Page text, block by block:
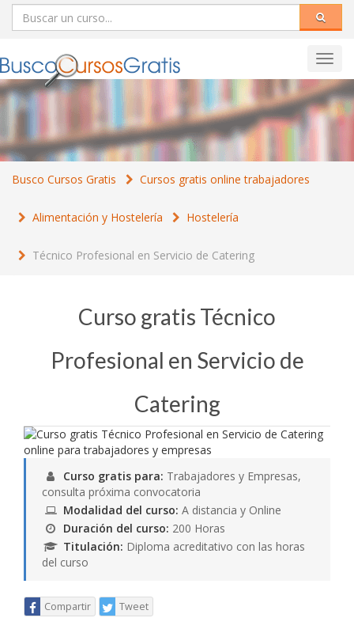
Busco Cursos Gratis Cursos gratis online trabajadores
Alimentación y Hostelería Hostelería
Técnico Profesional en Servicio de Catering
Curso gratis Técnico
Profesional en Servicio de
Catering
Curso gratis para: Trabajadores y Empresas,
consulta próxima convocatoria
Modalidad del curso: A distancia y Online
Duración del curso: 200 Horas
Titulación: Diploma acreditativo con las horas
del curso
Compartir Tweet